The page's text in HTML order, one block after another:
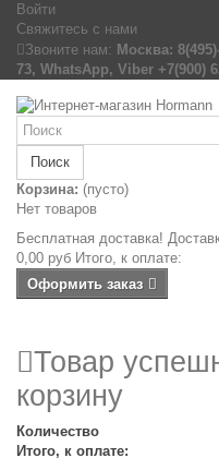
Войти
Свяжитесь с нами
Звоните нам: Москва:
73, WhatsApp, Viber +7(900)
Поиск
Корзина: (пусто)
Нет товаров
Бесплатная доставка!
0,00 руб Итого, к оплате:
Оформить заказ
Товар
корзину
Количество
Итого, к оплате: